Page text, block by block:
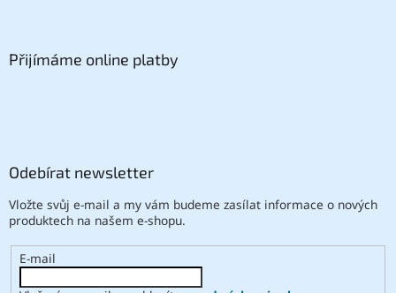
Přijímáme online platby
Odebírat newsletter
Vložte svůj e-mail a my vám budeme zasílat informace o nových
produktech na našem e-shopu.
E-mail